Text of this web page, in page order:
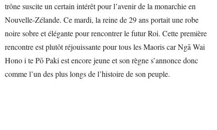
trône suscite un certain intérêt pour l’avenir de la monarchie en
Nouvelle-Zélande. Ce mardi, la reine de 29 ans portait une robe
noire sobre et élégante pour rencontrer le futur Roi. Cette première
rencontre est plutôt réjouissante pour tous les Maoris car Ngā Wai
Hono i te Pō Paki est encore jeune et son règne s’annonce donc
comme l’un des plus longs de l’histoire de son peuple.